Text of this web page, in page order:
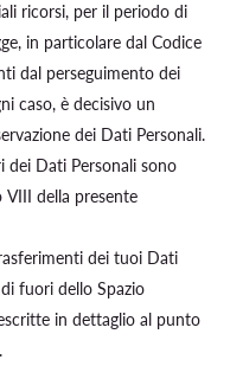
ricorsi, per il periodo di
in particolare dal Codice
dal perseguimento dei
caso, è decisivo un
dei Dati Personali.
dei Dati Personali sono
della presente
dei tuoi Dati
fuori dello Spazio
in dettaglio al punto